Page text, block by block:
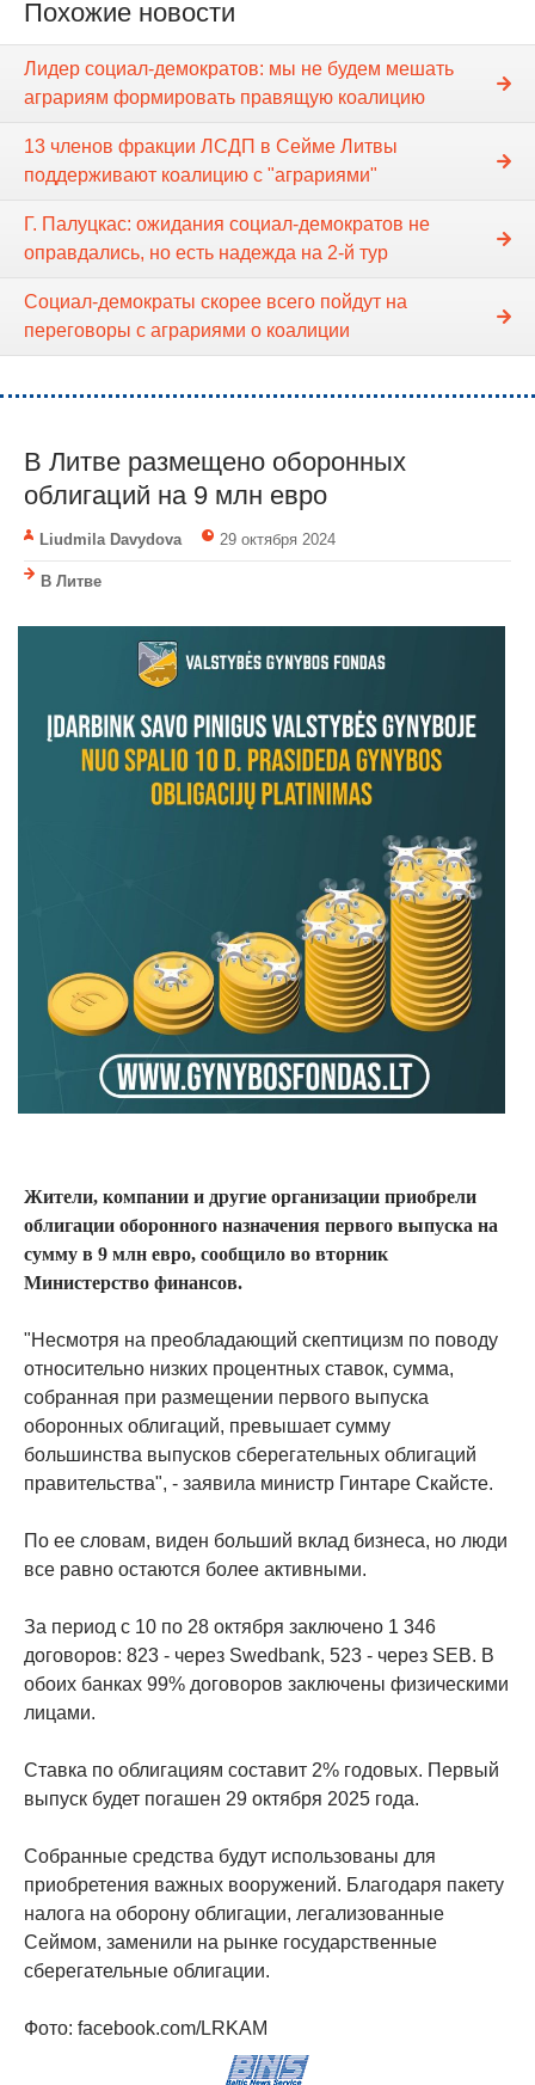
Похожие новости
Лидер социал-демократов: мы не будем мешать
аграриям формировать правящую коалицию
13 членов фракции ЛСДП в Cейме Литвы
поддерживают коалицию с "аграриями"
Г. Палуцкас: ожидания социал-демократов не
оправдались, но есть надежда на 2-й тур
Социал-демократы скорее всего пойдут на
переговоры с аграриями о коалиции
В Литве размещено оборонных
облигаций на 9 млн евро
Liudmila Davydova 29 октября 2024
В Литве
Жители, компании и другие организации приобрели
облигации оборонного назначения первого выпуска на
сумму в 9 млн евро, сообщило во вторник
Министерство финансов.
"Несмотря на преобладающий скептицизм по поводу
относительно низких процентных ставок, сумма,
собранная при размещении первого выпуска
оборонных облигаций, превышает сумму
большинства выпусков сберегательных облигаций
правительства", - заявила министр Гинтаре Скайсте.
По ее словам, виден больший вклад бизнеса, но люди
все равно остаются более активными.
За период с 10 по 28 октября заключено 1 346
договоров: 823 - через Swedbank, 523 - через SEB. В
обоих банках 99% договоров заключены физическими
лицами.
Ставка по облигациям составит 2% годовых. Первый
выпуск будет погашен 29 октября 2025 года.
Собранные средства будут использованы для
приобретения важных вооружений. Благодаря пакету
налога на оборону облигации, легализованные
Сеймом, заменили на рынке государственные
сберегательные облигации.
Фото: facebook.com/LRKAM